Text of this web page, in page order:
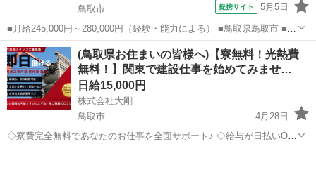
鳥取市
提携サイト 5月5日
■月給245,000円～280,000円（経験・能力による） ■鳥取県鳥取市 ■正
社員、職業紹介 ■入社日応相談、即日勤務OK、履歴書不要、Web面接
OK、友達と応募OK、職場見学OKまたは説明会あり、未経験歓迎、経
験者・有...
鳥取 鳥取市 加工
(鳥取県お住まいの皆様へ)【寮無料！光熱費
無料！】関東で建設仕事を始めてみませ…
日給15,000円
株式会社大剛
鳥取市
4月28日
◇寮費完全無料であなたのお仕事を全面サポート♪ ◇給与が日払いOK!